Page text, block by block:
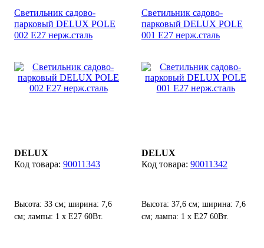
Светильник садово-
парковый DELUX POLE
002 E27 нерж.сталь
DELUX
90011343
Высота: 33 см; ширина: 7,6
см; лампы: 1 х Е27 60Вт.
Светильник садово-
парковый DELUX POLE
001 E27 нерж.сталь
DELUX
90011342
Высота: 37,6 см; ширина: 7,6
см; лампа: 1 х Е27 60Вт.